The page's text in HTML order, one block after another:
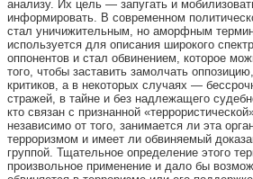
анализу. Их цель — запугать и
информировать. В современном
стал уничижительным, но аморфным
используется для описания широкого
оппонентов и стал обвинением, которое
того, чтобы заставить замолчать
критиков, а в некоторых случаях —
стражей, в тайне и без надлежащего
кто связан с признанной
независимо от того, занимается ли эта
терроризмом и имеет ли обвиняемый
группой. Тщательное определение этого
произвольное применение и дало бы